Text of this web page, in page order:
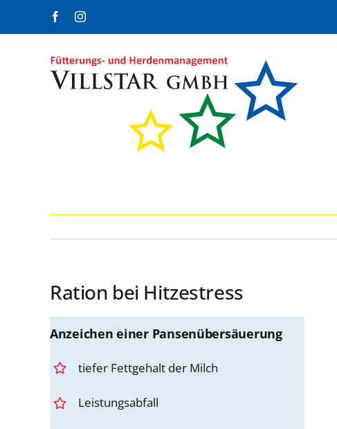
FacebookInstagram
Ration bei Hitzestress
Anzeichen einer Pansenübersäuerung
tiefer Fettgehalt der Milch
Leistungsabfall